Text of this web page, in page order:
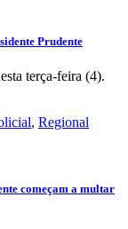
Prudente
terça-feira (4).
, Regional
começam a multar